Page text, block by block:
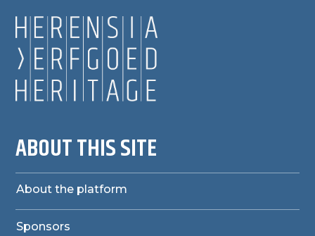
ABOUT THIS SITE
About the platform
Sponsors